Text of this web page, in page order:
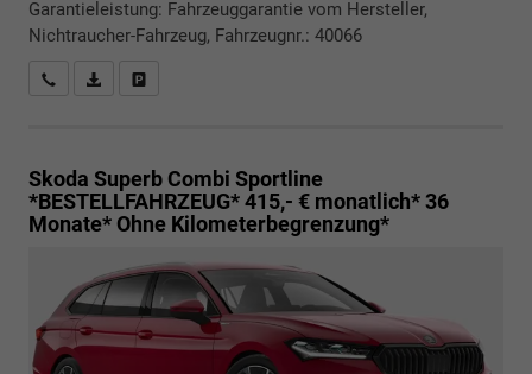
Garantieleistung: Fahrzeuggarantie vom Hersteller,
Nichtraucher-Fahrzeug, Fahrzeugnr.: 40066
Rückrufbitte absenden
PDF-Datei, Fahrzeugexposé drucken
Skoda Superb Combi Sportline
*BESTELLFAHRZEUG* 415,- € monatlich* 36
Monate* Ohne Kilometerbegrenzung*